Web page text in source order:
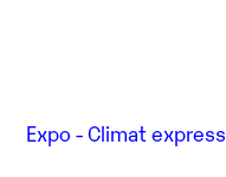
Expo - Climat express